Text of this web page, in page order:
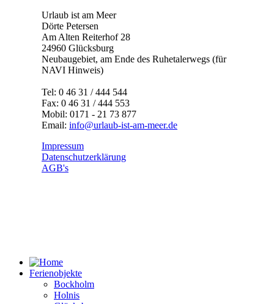
Urlaub ist am Meer
Dörte Petersen
Am Alten Reiterhof 28
24960 Glücksburg
Neubaugebiet, am Ende des Ruhetalerwegs (für
NAVI Hinweis)
Tel: 0 46 31 / 444 544
Fax: 0 46 31 / 444 553
Mobil: 0171 - 21 73 877
Email: info@urlaub-ist-am-meer.de
Impressum
Datenschutzerklärung
AGB's
Ferienobjekte
Bockholm
Holnis